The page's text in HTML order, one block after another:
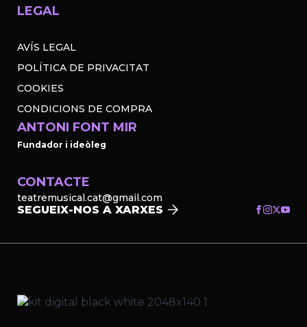
LEGAL
AVÍS LEGAL
POLÍTICA DE PRIVACITAT
COOKIES
CONDICIONS DE COMPRA
ANTONI FONT MIR
Fundador i ideòleg
CONTACTE
teatremusical.cat@gmail.com
SEGUEIX-NOS A XARXES